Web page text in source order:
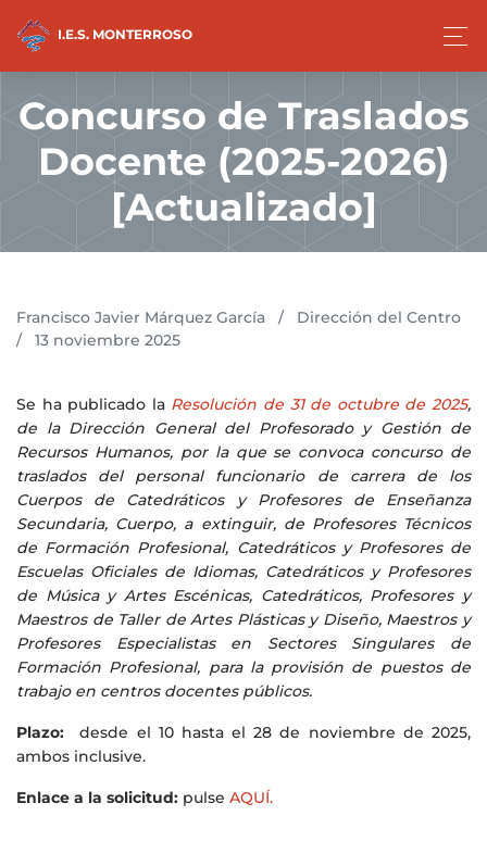
I.E.S. MONTERROSO
Concurso de Traslados
Docente (2025-2026)
[Actualizado]
Francisco Javier Márquez García /
Dirección del Centro
/
13 noviembre 2025
Se ha publicado la Resolución de 31 de octubre de 2025,
de la Dirección General del Profesorado y Gestión de
Recursos Humanos, por la que se convoca concurso de
traslados del personal funcionario de carrera de los
Cuerpos de Catedráticos y Profesores de Enseñanza
Secundaria, Cuerpo, a extinguir, de Profesores Técnicos
de Formación Profesional, Catedráticos y Profesores de
Escuelas Oficiales de Idiomas, Catedráticos y Profesores
de Música y Artes Escénicas, Catedráticos, Profesores y
Maestros de Taller de Artes Plásticas y Diseño, Maestros y
Profesores Especialistas en Sectores Singulares de
Formación Profesional, para la provisión de puestos de
trabajo en centros docentes públicos.
Plazo: desde el 10 hasta el 28 de noviembre de 2025,
ambos inclusive.
Enlace a la solicitud: pulse AQUÍ.